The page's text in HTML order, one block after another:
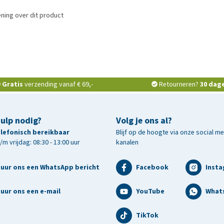
over dit product
Gratis verzending vanaf € 69,- Retourneren? 30
nodig?
bereikbaar
vrijdag: 08:30 - 13:00 uur
ons een WhatsApp bericht
ons een e-mail
Volg je ons al?
Blijf op de hoogte via onze social
kanalen
Facebook
YouTube
TikTok